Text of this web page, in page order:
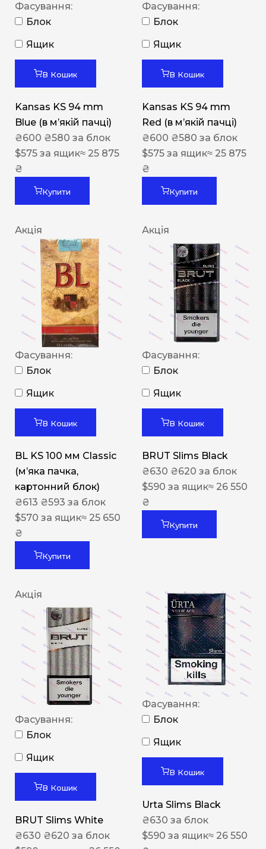
Фасування:
Блок
Ящик
В Кошик
Kansas KS 94 mm
Blue (в мʼякій пачці)
₴600 ₴580 за блок
$575 за ящик≈ 25 875
₴
Купити
Фасування:
Блок
Ящик
В Кошик
Kansas KS 94 mm
Red (в мʼякій пачці)
₴600 ₴580 за блок
$575 за ящик≈ 25 875
₴
Купити
Акція
Фасування:
Блок
Ящик
В Кошик
BL KS 100 мм Classic
(м’яка пачка,
картонний блок)
₴613 ₴593 за блок
$570 за ящик≈ 25 650
₴
Купити
Акція
Фасування:
Блок
Ящик
В Кошик
BRUT Slims Black
₴630 ₴620 за блок
$590 за ящик≈ 26 550
₴
Купити
Акція
Фасування:
Блок
Ящик
В Кошик
BRUT Slims White
₴630 ₴620 за блок
Фасування:
Блок
Ящик
В Кошик
Urta Slims Black
₴630 за блок
$590 за ящик≈ 26 550